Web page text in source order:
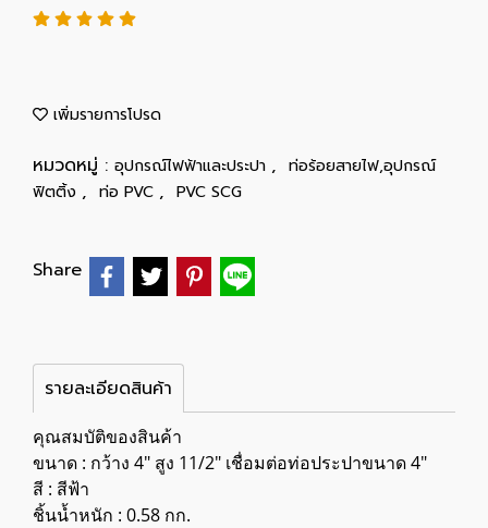
เพิ่มรายการโปรด
หมวดหมู่ : อุปกรณ์ไฟฟ้าและประปา , ท่อร้อยสายไฟ,อุปกรณ์
ฟิตติ้ง , ท่อ PVC , PVC SCG
Share
รายละเอียดสินค้า
คุณสมบัติของสินค้า
ขนาด : กว้าง 4" สูง 11/2" เชื่อมต่อท่อประปาขนาด 4"
สี : สีฟ้า
ชิ้นน้ำหนัก : 0.58 กก.